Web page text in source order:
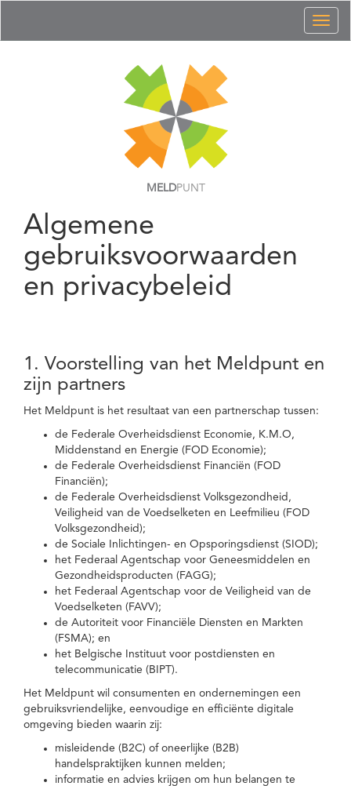
MELDPUNT
Algemene
gebruiksvoorwaarden
en privacybeleid
1. Voorstelling van het Meldpunt en
zijn partners
Het Meldpunt is het resultaat van een partnerschap tussen:
de Federale Overheidsdienst Economie, K.M.O,
Middenstand en Energie (FOD Economie);
de Federale Overheidsdienst Financiën (FOD
Financiën);
de Federale Overheidsdienst Volksgezondheid,
Veiligheid van de Voedselketen en Leefmilieu (FOD
Volksgezondheid);
de Sociale Inlichtingen- en Opsporingsdienst (SIOD);
het Federaal Agentschap voor Geneesmiddelen en
Gezondheidsproducten (FAGG);
het Federaal Agentschap voor de Veiligheid van de
Voedselketen (FAVV);
de Autoriteit voor Financiële Diensten en Markten
(FSMA); en
het Belgische Instituut voor postdiensten en
telecommunicatie (BIPT).
Het Meldpunt wil consumenten en ondernemingen een
gebruiksvriendelijke, eenvoudige en efficiënte digitale
omgeving bieden waarin zij:
misleidende (B2C) of oneerlijke (B2B)
handelspraktijken kunnen melden;
informatie en advies krijgen om hun belangen te